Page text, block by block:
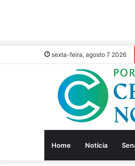
sexta-feira, agosto 7 2026
Home Notícia